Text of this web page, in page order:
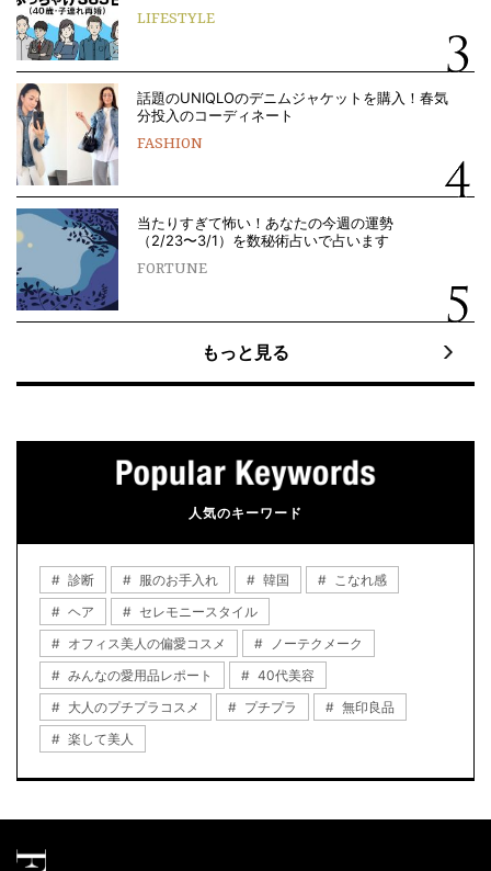
LIFESTYLE
話題のUNIQLOのデニムジャケットを購入！春気
分投入のコーディネート
FASHION
当たりすぎて怖い！あなたの今週の運勢
（2/23〜3/1）を数秘術占いで占います
FORTUNE
もっと見る
人気のキーワード
診断 服のお手入れ 韓国
こなれ感
ヘア
セレモニースタイル
オフィス美人の偏愛コスメ
ノーテクメーク
みんなの愛用品レポート
40代美容
大人のプチプラコスメ
プチプラ
無印良品
楽して美人